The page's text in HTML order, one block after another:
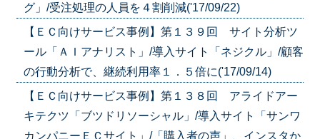
グ」/受注処理の人員を４割削減('17/09/22)
【ＥＣ向けサービス事例】第１３９回 サイト分析ツ
ール「ＡＩアナリスト」/導入サイト「ネジクル」/顧客
の行動分析で、継続利用率１．５倍に('17/09/14)
【ＥＣ向けサービス事例】第１３８回 アライドアー
キテクツ「ブツドリソーシャル」/導入サイト「サンワ
カンパニーＥＣサイト」/「購入者の声」、インスタか